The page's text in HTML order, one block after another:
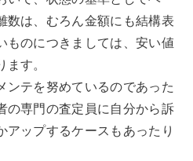
数は、むろん金額にも結構表
ものにつきましては、安い値
す。
ンテを努めているのであった
の専門の査定員に自分から訴
アップするケースもあったり